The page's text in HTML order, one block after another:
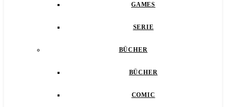
GAMES
SERIE
BÜCHER
BÜCHER
COMIC